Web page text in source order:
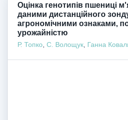
Оцінка генотипів пшениці
даними дистанційного
агрономічними ознаками,
урожайністю
Р. Топко С. Волощук Ганна